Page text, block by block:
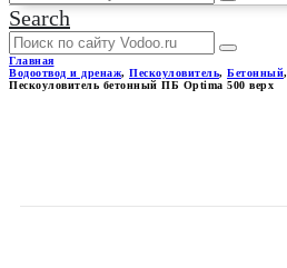
Search
Главная
Водоотвод и дренаж, Пескоуловитель, Бетонный,
Пескоуловитель бетонный ПБ Optima 500 верх